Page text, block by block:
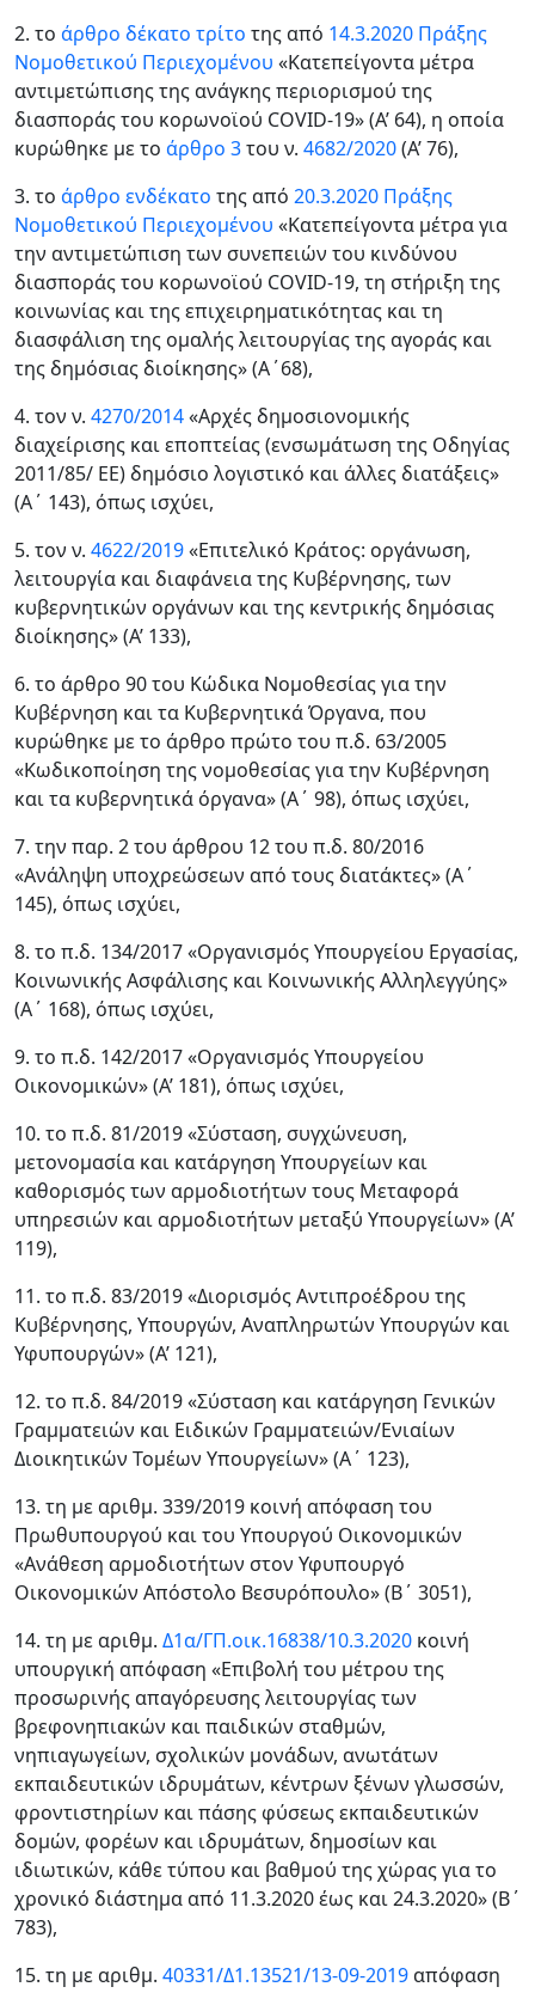
2. το άρθρο δέκατο τρίτο της από 14.3.2020 Πράξης
Νομοθετικού Περιεχομένου «Κατεπείγοντα μέτρα
αντιμετώπισης της ανάγκης περιορισμού της
διασποράς του κορωνοϊού COVID-19» (Α’ 64), η οποία
κυρώθηκε με το άρθρο 3του ν. 4682/2020(Α’ 76),
3. το άρθρο ενδέκατο της από 20.3.2020 Πράξης
Νομοθετικού Περιεχομένου «Κατεπείγοντα μέτρα για
την αντιμετώπιση των συνεπειών του κινδύνου
διασποράς του κορωνοϊού COVID-19, τη στήριξη της
κοινωνίας και της επιχειρηματικότητας και τη
διασφάλιση της ομαλής λειτουργίας της αγοράς και
της δημόσιας διοίκησης» (Α΄68),
4. τον ν. 4270/2014«Αρχές δημοσιονομικής
διαχείρισης και εποπτείας (ενσωμάτωση της Οδηγίας
2011/85/ ΕΕ) δημόσιο λογιστικό και άλλες διατάξεις»
(Α΄ 143), όπως ισχύει,
5. τον ν. 4622/2019«Επιτελικό Κράτος: οργάνωση,
λειτουργία και διαφάνεια της Κυβέρνησης, των
κυβερνητικών οργάνων και της κεντρικής δημόσιας
διοίκησης» (Α’ 133),
6. το άρθρο 90 του Κώδικα Νομοθεσίας για την
Κυβέρνηση και τα Κυβερνητικά Όργανα, που
κυρώθηκε με το άρθρο πρώτο του π.δ. 63/2005
«Κωδικοποίηση της νομοθεσίας για την Κυβέρνηση
και τα κυβερνητικά όργανα» (Α΄ 98), όπως ισχύει,
7. την παρ. 2 του άρθρου 12 του π.δ. 80/2016
«Ανάληψη υποχρεώσεων από τους διατάκτες» (Α΄
145), όπως ισχύει,
8. το π.δ. 134/2017 «Οργανισμός Υπουργείου Εργασίας,
Κοινωνικής Ασφάλισης και Κοινωνικής Αλληλεγγύης»
(Α΄ 168), όπως ισχύει,
9. το π.δ. 142/2017 «Οργανισμός Υπουργείου
Οικονομικών» (Α’ 181), όπως ισχύει,
10. το π.δ. 81/2019 «Σύσταση, συγχώνευση,
μετονομασία και κατάργηση Υπουργείων και
καθορισμός των αρμοδιοτήτων τους Μεταφορά
υπηρεσιών και αρμοδιοτήτων μεταξύ Υπουργείων» (Α’
119),
11. το π.δ. 83/2019 «Διορισμός Αντιπροέδρου της
Κυβέρνησης, Υπουργών, Αναπληρωτών Υπουργών και
Υφυπουργών» (Α’ 121),
12. το π.δ. 84/2019 «Σύσταση και κατάργηση Γενικών
Γραμματειών και Ειδικών Γραμματειών/Ενιαίων
Διοικητικών Τομέων Υπουργείων» (Α΄ 123),
13. τη με αριθμ. 339/2019 κοινή απόφαση του
Πρωθυπουργού και του Υπουργού Οικονομικών
«Ανάθεση αρμοδιοτήτων στον Υφυπουργό
Οικονομικών Απόστολο Βεσυρόπουλο» (Β΄ 3051),
14. τη με αριθμ. Δ1α/ΓΠ.οικ.16838/10.3.2020 κοινή
υπουργική απόφαση «Επιβολή του μέτρου της
προσωρινής απαγόρευσης λειτουργίας των
βρεφονηπιακών και παιδικών σταθμών,
νηπιαγωγείων, σχολικών μονάδων, ανωτάτων
εκπαιδευτικών ιδρυμάτων, κέντρων ξένων γλωσσών,
φροντιστηρίων και πάσης φύσεως εκπαιδευτικών
δομών, φορέων και ιδρυμάτων, δημοσίων και
ιδιωτικών, κάθε τύπου και βαθμού της χώρας για το
χρονικό διάστημα από 11.3.2020 έως και 24.3.2020» (Β΄
783),
15. τη με αριθμ. 40331/Δ1.13521/13-09-2019απόφαση